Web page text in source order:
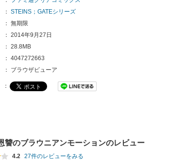
： STEINS；GATEシリーズ
： 無期限
： 2014年9月27日
： 28.8MB
： 4047272663
： ブラウザビューア
：
讐のブラウニアンモーションのレビュー
4.2 27件のレビューをみる